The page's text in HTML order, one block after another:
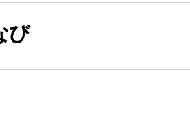
ている返礼品
税徹底比較
び